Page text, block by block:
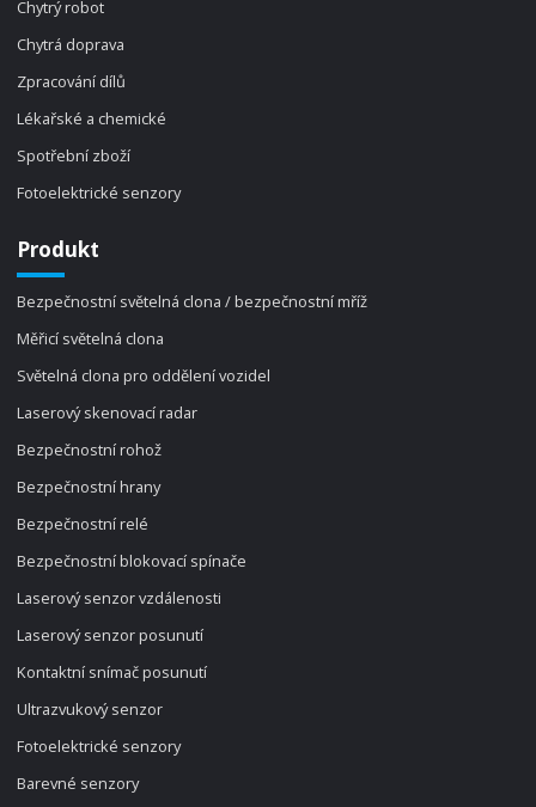
Chytrý robot
Chytrá doprava
Zpracování dílů
Lékařské a chemické
Spotřební zboží
Fotoelektrické senzory
Produkt
Bezpečnostní světelná clona / bezpečnostní mříž
Měřicí světelná clona
Světelná clona pro oddělení vozidel
Laserový skenovací radar
Bezpečnostní rohož
Bezpečnostní hrany
Bezpečnostní relé
Bezpečnostní blokovací spínače
Laserový senzor vzdálenosti
Laserový senzor posunutí
Kontaktní snímač posunutí
Ultrazvukový senzor
Fotoelektrické senzory
Barevné senzory